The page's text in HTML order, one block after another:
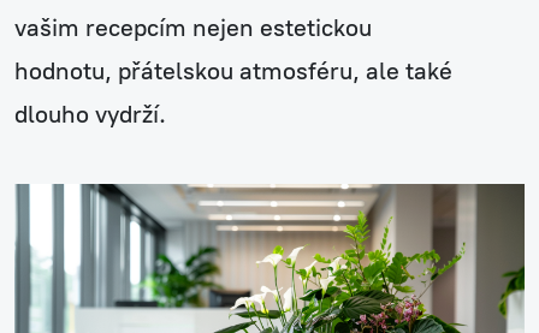
vašim recepcím nejen estetickou
hodnotu, přátelskou atmosféru, ale také
dlouho vydrží.